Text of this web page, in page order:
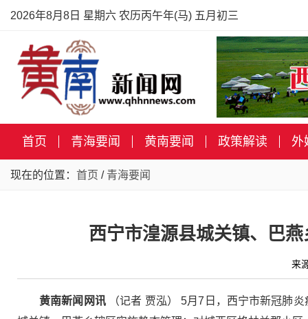
2026年8月8日 星期六 农历丙午年(马) 五月初三
首页 青海要闻 黄南要闻 政策解读 外
现在的位置： 首页 / 青海要闻
西宁市湟源县城关镇、巴
来
黄南新闻网讯
（记者 贾泓） 5月7日，西宁市新冠肺